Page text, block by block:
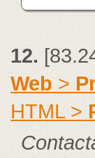
12.
Web >
HTML >